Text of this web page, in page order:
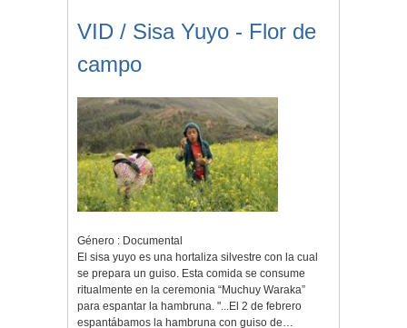
VID / Sisa Yuyo - Flor de
campo
Género : Documental
El sisa yuyo es una hortaliza silvestre con la cual
se prepara un guiso. Esta comida se consume
ritualmente en la ceremonia “Muchuy Waraka”
para espantar la hambruna. "...El 2 de febrero
espantábamos la hambruna con guiso de…